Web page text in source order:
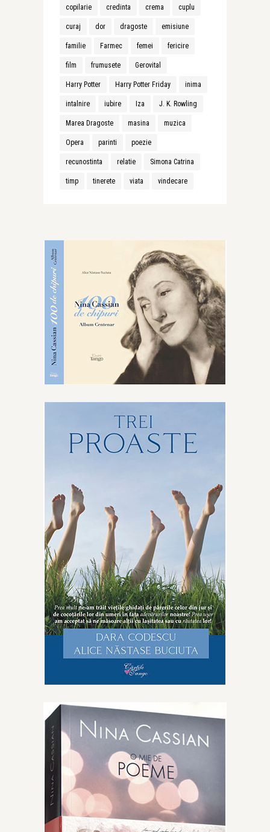
copilarie credinta crema cuplu
curaj dor dragoste emisiune
familie Farmec femei fericire
film frumusete Gerovital
Harry Potter Harry Potter Friday inima
intalnire iubire Iza J. K. Rowling
Marea Dragoste masina muzica
Opera parinti poezie
recunostinta relatie Simona Catrina
timp tinerete viata vindecare